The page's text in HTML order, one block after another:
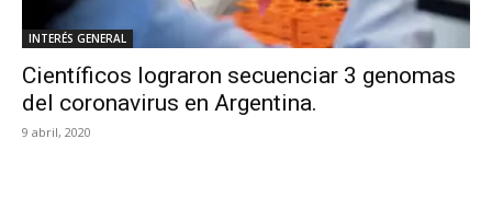
INTERÉS GENERAL
Científicos lograron secuenciar 3 genomas
del coronavirus en Argentina.
9 abril, 2020